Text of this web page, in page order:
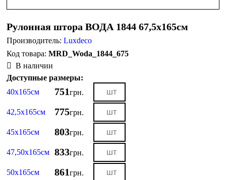
Рулонная штора ВОДА 1844 67,5х165см
Производитель:Luxdeco
MRD_Woda_1844_675
В наличии
Доступные размеры:
40х165см
751грн.
42,5х165см 775грн.
45х165см 803грн.
47,50х165см 833грн.
50х165см 861грн.